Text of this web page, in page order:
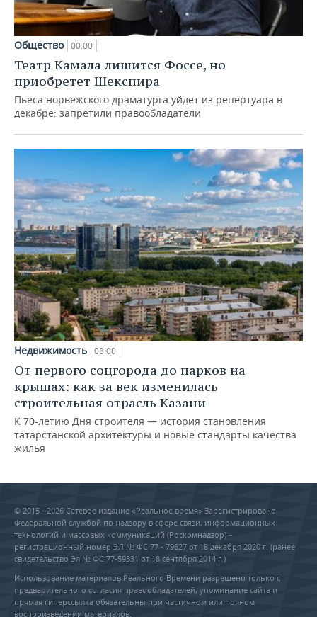
Общество 00:00
Театр Камала лишится Фоссе, но
приобретет Шекспира
Пьеса норвежского драматурга уйдет из репертуара в
декабре: запретили правообладатели
Недвижимость 08:00
От первого соцгорода до парков на
крышах: как за век изменилась
строительная отрасль Казани
К 70-летию Дня строителя — история становления
татарстанской архитектуры и новые стандарты качества
жилья
© 2015 - 2026 Сетевое издание «Реальное время» Зарегистрировано
Федеральной службой по надзору в сфере связи, информационных
технологий и массовых коммуникаций (Роскомнадзор) –
регистрационный номер ЭЛ № ФС 77 - 79627 от 18 декабря 2020 г. (ранее
свидетельство Эл № ФС 77-59331 от 18 сентября 2014 г.)
Использование материалов Реального Времени разрешено только с
предварительного согласия правообладателей, упоминание сайта и
прямая гиперссылка обязательны при частичном или полном
воспроизведении материалов.